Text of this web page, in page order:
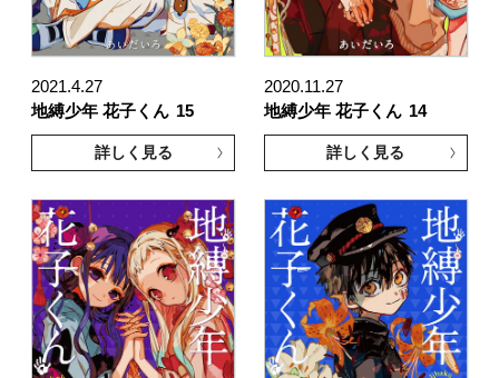
2021.4.27
地縛少年 花子くん 15
詳しく見る
2020.11.27
地縛少年 花子くん 14
詳しく見る